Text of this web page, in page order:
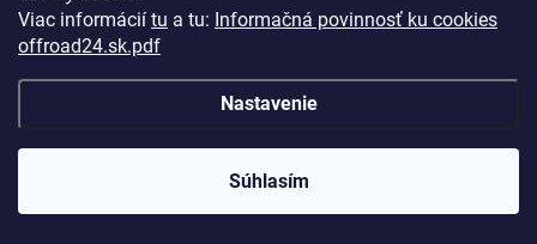
Viac informácií tu a tu: Informačná povinnosť ku cookies
offroad24.sk.pdf
Nastavenie
Súhlasím
Začnite výberom vášho vozidla– Týmto krokom si
zaistíte, že uvidíte len kompatibilné produkty.
filtre. Použite ich! Ušetria vám kopu času a pomôžu nájsť
presne to, čo hľadáte, behom sekúnd.
Kontakty
Reklamácie a vrátenie
Informačná povinnost GDPR ku kontaktnému formuláru
Súhlas GDPR k registrácii na eshope
Odstúpenie od zmluvy uzavretej na diaľku